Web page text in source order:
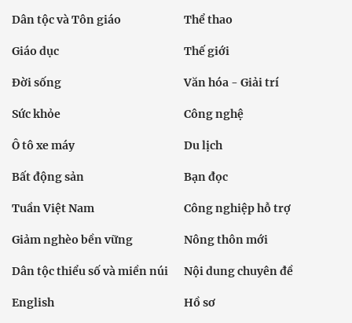
Dân tộc và Tôn giáo Thể thao
Giáo dục Thế giới
Đời sống Văn hóa - Giải trí
Sức khỏe Công nghệ
Ô tô xe máy Du lịch
Bất động sản Bạn đọc
Tuần Việt Nam Công nghiệp hỗ trợ
Giảm nghèo bền vững Nông thôn mới
Dân tộc thiểu số và miền núi Nội dung chuyên đề
English Hồ sơ